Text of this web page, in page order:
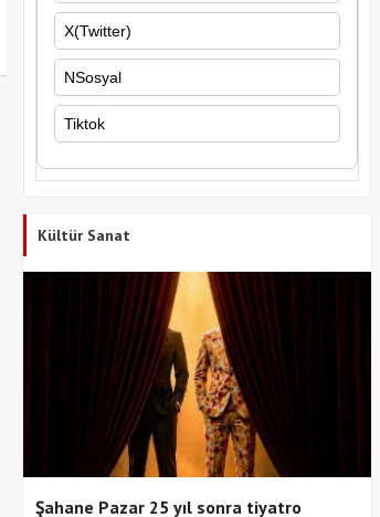
X(Twitter)
NSosyal
Tiktok
Kültür Sanat
Şahane Pazar 25 yıl sonra tiyatro